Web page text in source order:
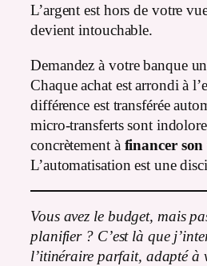
L’argent est hors de votre
devient intouchable.
Demandez à votre banque
Chaque achat est arrondi à
différence est transférée
micro-transferts sont
concrètement à financer son
L’automatisation est une
Vous avez le budget, mais
planifier ? C’est là que
l’itinéraire parfait, adapté à